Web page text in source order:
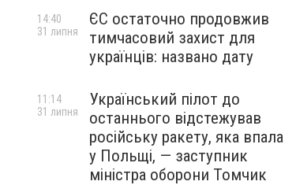
ЄС остаточно продовжив
тимчасовий захист для
українців: названо дату
14:40
31 липня
Український пілот до
останнього відстежував
російську ракету, яка впала
у Польщі, — заступник
міністра оборони Томчик
11:14
31 липня